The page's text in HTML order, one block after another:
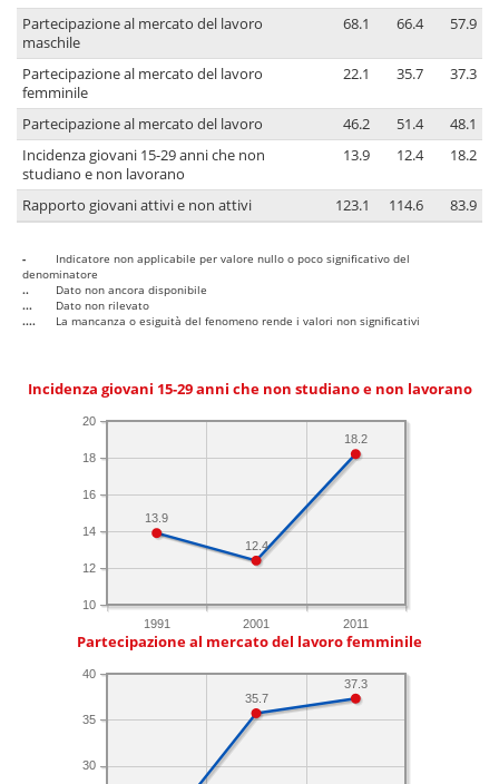
Partecipazione al mercato del lavoro
maschile
68.1 66.4 57.9
Partecipazione al mercato del lavoro
femminile
22.1 35.7 37.3
Partecipazione al mercato del lavoro 46.2 51.4
48.1
Incidenza giovani 15-29 anni che non
studiano e non lavorano
13.9 12.4 18.2
Rapporto giovani attivi e non attivi 123.1 114.6 83.9
-
Indicatore non applicabile per valore nullo o poco significativo del
denominatore
..
Dato non ancora disponibile
...
Dato non rilevato
....
La mancanza o esiguità del fenomeno rende i valori non significativi
Incidenza giovani 15-29 anni che non studiano e non lavorano
1991 2001 2011
10
12
14
16
18
20
18.2
12.4
13.9
Partecipazione al mercato del lavoro femminile
30
35
40
37.3
35.7